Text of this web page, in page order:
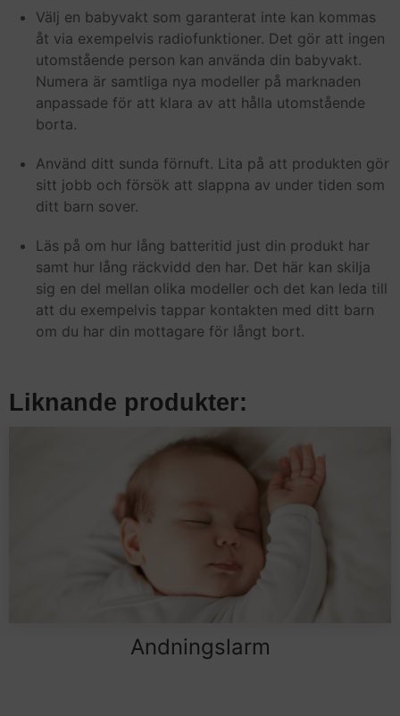
Välj en babyvakt som garanterat inte kan kommas
åt via exempelvis radiofunktioner. Det gör att ingen
utomstående person kan använda din babyvakt.
Numera är samtliga nya modeller på marknaden
anpassade för att klara av att hålla utomstående
borta.
Använd ditt sunda förnuft. Lita på att produkten gör
sitt jobb och försök att slappna av under tiden som
ditt barn sover.
Läs på om hur lång batteritid just din produkt har
samt hur lång räckvidd den har. Det här kan skilja
sig en del mellan olika modeller och det kan leda till
att du exempelvis tappar kontakten med ditt barn
om du har din mottagare för långt bort.
Liknande produkter:
Andningslarm